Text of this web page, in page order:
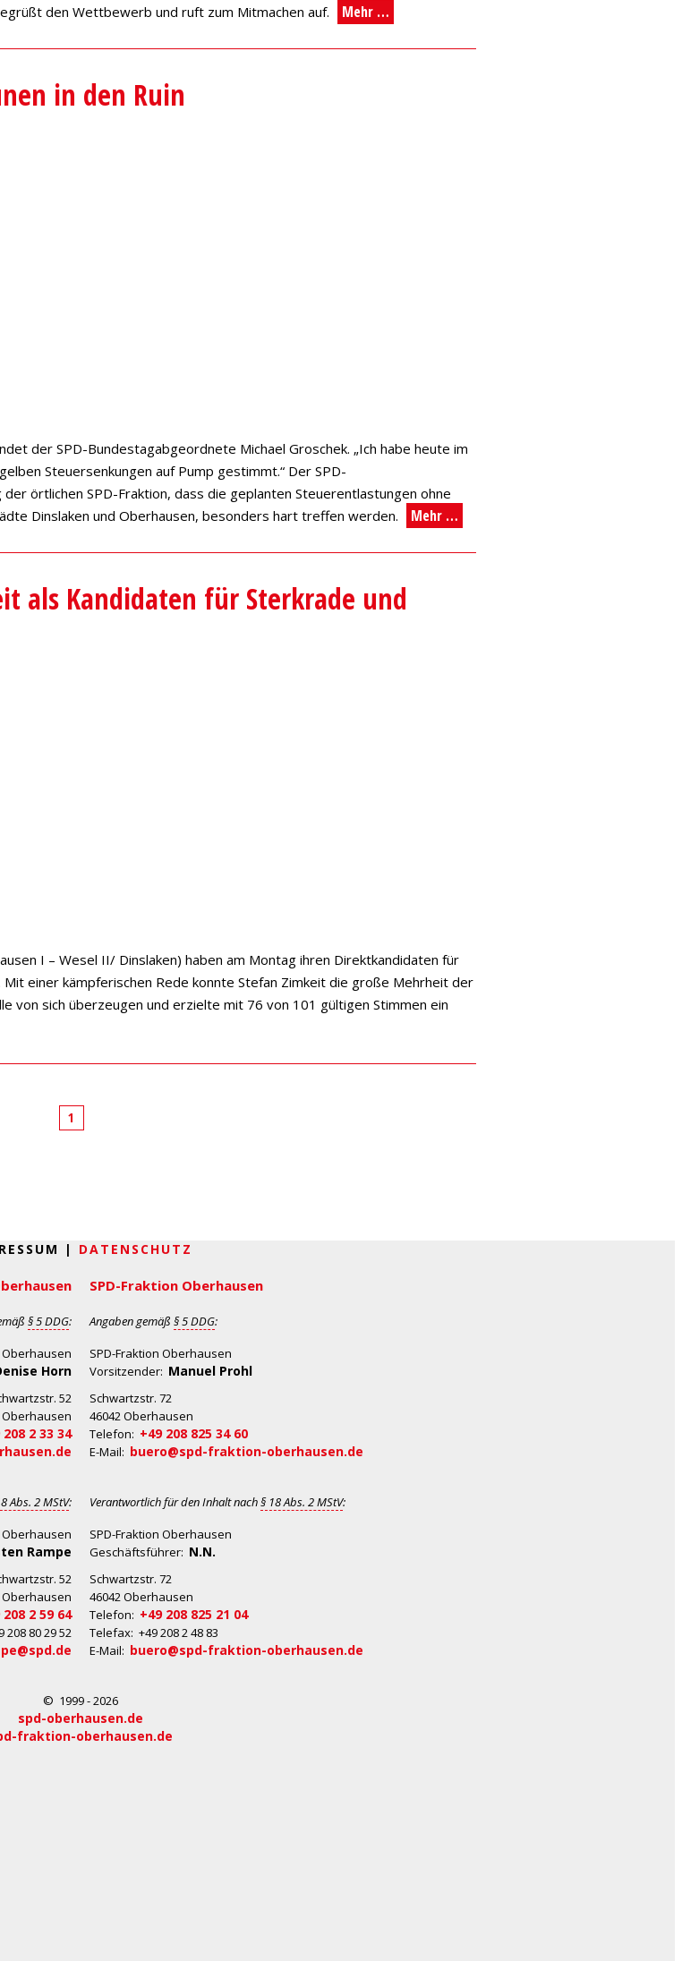
den Wettbewerb und ruft zum Mitmachen auf.
Mehr …
in den Ruin
der SPD-Bundestagabgeordnete Michael Groschek. „Ich habe heute im
Steuersenkungen auf Pump gestimmt.“ Der SPD-
örtlichen SPD-Fraktion, dass die geplanten Steuerentlastungen ohne
Dinslaken und Oberhausen, besonders hart treffen werden.
Mehr …
als Kandidaten für Sterkrade und
I – Wesel II/ Dinslaken) haben am Montag ihren Direktkandidaten für
einer kämpferischen Rede konnte Stefan Zimkeit die große Mehrheit der
von sich überzeugen und erzielte mit 76 von 101 gültigen Stimmen ein
1
| DATENSCHUTZ
§ 5 DDG:
Horn
52
Oberhausen
208 2 33 34
Abs. 2 MStV:
Rampe
52
Oberhausen
208 2 59 64
80 29 52
SPD-Fraktion Oberhausen
Angaben gemäß § 5 DDG:
SPD-Fraktion Oberhausen
Vorsitzender: Manuel Prohl
Schwartzstr. 72
46042 Oberhausen
Telefon: +49 208 825 34 60
E-Mail: buero@spd-fraktion-oberhausen.de
Verantwortlich für den Inhalt nach§ 18 Abs. 2 MStV:
SPD-Fraktion Oberhausen
Geschäftsführer: N.N.
Schwartzstr. 72
46042 Oberhausen
Telefon: +49 208 825 21 04
Telefax: +49 208 2 48 83
E-Mail: buero@spd-fraktion-oberhausen.de
© 1999 - 2026
spd-oberhausen.de
fraktion-oberhausen.de